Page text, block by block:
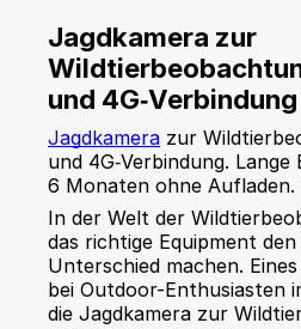
Jagdkamera zur
und 4G‑Verbindung
Jagdkamera zur
und 4G‑Verbindung.
6 Monaten ohne
In der Welt der
das richtige Equipment
Unterschied machen.
bei Outdoor-Enthusiasten
die Jagdkamera zur